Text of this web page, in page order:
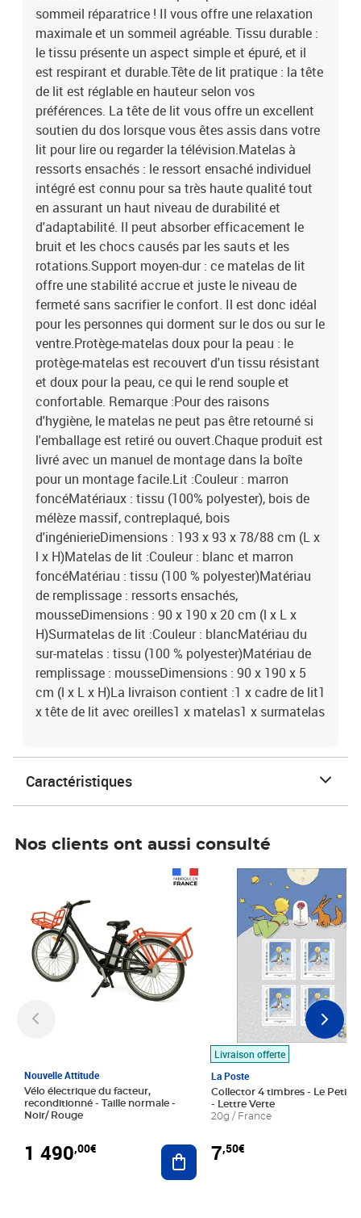
doux pour la peau : le protège-matelas est recouvert d'un tissu
résistant et doux pour la peau, ce qui le rend souple et confortable.
Remarque :Pour des raisons d'hygiène, le matelas ne peut pas être
retourné si l'emballage est retiré ou ouvert.Chaque produit est livré
avec un manuel de montage dans la boîte pour un montage
facile.Lit :Couleur : marron foncéMatériaux : tissu (100%
polyester), bois de mélèze massif, contreplaqué, bois
d'ingénierieDimensions : 193 x 93 x 78/88 cm (L x l x H)Matelas de
lit :Couleur : blanc et marron foncéMatériau : tissu (100 %
polyester)Matériau de remplissage : ressorts ensachés,
mousseDimensions : 90 x 190 x 20 cm (l x L x H)Surmatelas de lit
:Couleur : blancMatériau du sur-matelas : tissu (100 %
polyester)Matériau de remplissage : mousseDimensions : 90 x 190
x 5 cm (l x L x H)La livraison contient :1 x cadre de lit1 x tête de lit
avec oreilles1 x matelas1 x surmatelas
sommeil réparatrice ! Il vous offre une relaxation
maximale et un sommeil agréable. Tissu durable :
le tissu présente un aspect simple et épuré, et il
est respirant et durable.Tête de lit pratique : la tête
de lit est réglable en hauteur selon vos
préférences. La tête de lit vous offre un excellent
soutien du dos lorsque vous êtes assis dans votre
lit pour lire ou regarder la télévision.Matelas à
ressorts ensachés : le ressort ensaché individuel
intégré est connu pour sa très haute qualité tout
en assurant un haut niveau de durabilité et
d'adaptabilité. Il peut absorber efficacement le
bruit et les chocs causés par les sauts et les
rotations.Support moyen-dur : ce matelas de lit
offre une stabilité accrue et juste le niveau de
fermeté sans sacrifier le confort. Il est donc idéal
pour les personnes qui dorment sur le dos ou sur le
ventre.Protège-matelas doux pour la peau : le
protège-matelas est recouvert d'un tissu résistant
et doux pour la peau, ce qui le rend souple et
confortable. Remarque :Pour des raisons
d'hygiène, le matelas ne peut pas être retourné si
l'emballage est retiré ou ouvert.Chaque produit est
livré avec un manuel de montage dans la boîte
pour un montage facile.Lit :Couleur : marron
foncéMatériaux : tissu (100% polyester), bois de
mélèze massif, contreplaqué, bois
d'ingénierieDimensions : 193 x 93 x 78/88 cm (L x
l x H)Matelas de lit :Couleur : blanc et marron
foncéMatériau : tissu (100 % polyester)Matériau
de remplissage : ressorts ensachés,
mousseDimensions : 90 x 190 x 20 cm (l x L x
H)Surmatelas de lit :Couleur : blancMatériau du
sur-matelas : tissu (100 % polyester)Matériau de
remplissage : mousseDimensions : 90 x 190 x 5
cm (l x L x H)La livraison contient :1 x cadre de lit1
x tête de lit avec oreilles1 x matelas1 x surmatelas
Caractéristiques
Nos clients ont aussi consulté
Nouvelle Attitude
Vélo électrique du facteur,
reconditionné - Taille normale -
Noir/ Rouge
1 490,00€ Ajouter au panier
Livraison offerte
La Poste
Collector 4 timbres - Le Petit
- Lettre Verte
20g / France
7,50€
Prix 7,50€